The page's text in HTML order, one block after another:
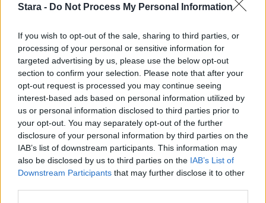
Stara - Do Not Process My Personal Information
If you wish to opt-out of the sale, sharing to third parties, or
processing of your personal or sensitive information for
targeted advertising by us, please use the below opt-out
section to confirm your selection. Please note that after your
opt-out request is processed you may continue seeing
interest-based ads based on personal information utilized by
us or personal information disclosed to third parties prior to
your opt-out. You may separately opt-out of the further
disclosure of your personal information by third parties on the
IAB’s list of downstream participants. This information may
also be disclosed by us to third parties on the IAB’s List of
Downstream Participants that may further disclose it to other
2
UUTISET
Kela voi leikata tukia
ulkomaanmatkan vuoksi